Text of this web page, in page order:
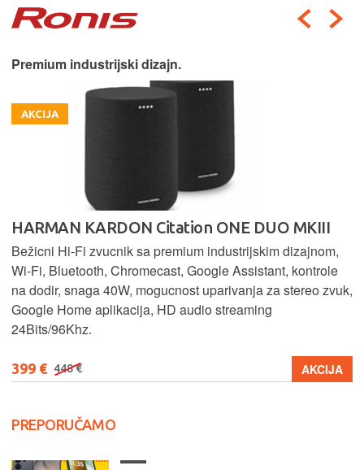
Premium industrijski dizajn.
AKCIJA
HARMAN KARDON Citation ONE DUO MKIII
Bežicni Hi-Fi zvucnik sa premium industrijskim dizajnom,
Wi-Fi, Bluetooth, Chromecast, Google Assistant, kontrole
na dodir, snaga 40W, mogucnost uparivanja za stereo zvuk,
Google Home aplikacija, HD audio streaming
24Bits/96Khz.
399 € 448 € AKCIJA
PREPORUČAMO